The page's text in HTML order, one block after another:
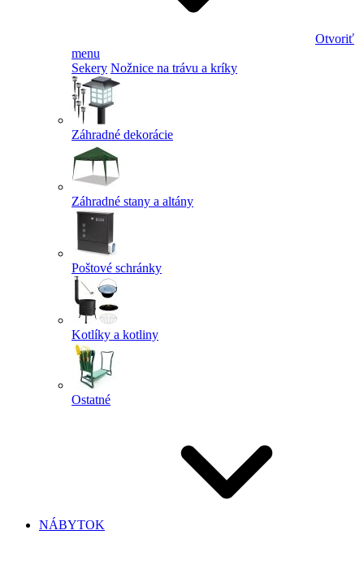
Otvoriť
menu
Sekery Nožnice na trávu a kríky
Záhradné dekorácie
Záhradné stany a altány
Poštové schránky
Kotlíky a kotliny
Ostatné
NÁBYTOK